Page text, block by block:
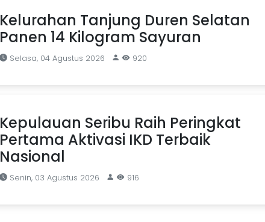
Kelurahan Tanjung Duren Selatan
Panen 14 Kilogram Sayuran
Selasa, 04 Agustus 2026 920
Kepulauan Seribu Raih Peringkat
Pertama Aktivasi IKD Terbaik
Nasional
Senin, 03 Agustus 2026 916